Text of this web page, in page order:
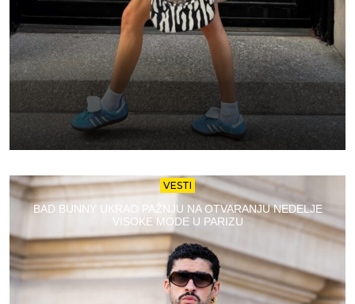
VESTI
BAD BUNNY UKRAO PAŽNJU NA OTVARANJU NEDELJE
VISOKE MODE U PARIZU